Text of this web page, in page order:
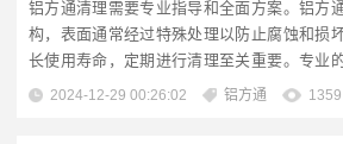
铝方通清理需要专业指导和全面方案。铝方
构，表面通常经过特殊处理以防止腐蚀和损
长使用寿命，定期进行清理至关重要。专业
工具和技术，包括高压水枪、吸尘器等设备
2024-12-29 00:26:02 铝方通 1359